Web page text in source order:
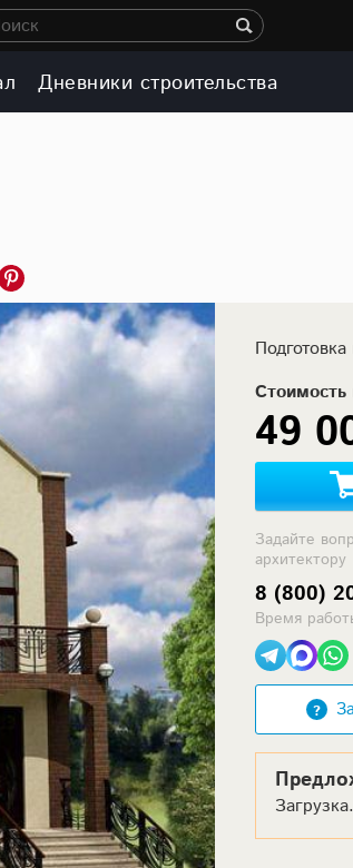
Дневники строительства
Стоимость
49
Задайте
архитектору
8 (800)
Время